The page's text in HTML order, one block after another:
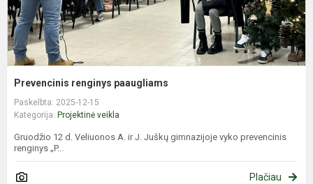
Prevencinis renginys paaugliams
Paskelbta: 2025-12-15
Kategorija: Projektinė veikla
Gruodžio 12 d. Veliuonos A. ir J. Juškų gimnazijoje vyko prevencinis
renginys „P...
Plačiau